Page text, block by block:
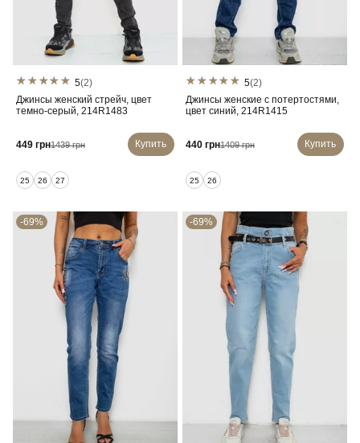
5(2)
Джинсы женский стрейч, цвет
темно-серый, 214R1483
449 грн1439 грн Купить
25 26 27
5(2)
Джинсы женские с потертостями,
цвет синий, 214R1415
440 грн1409 грн Купить
25 26
-69% -69%